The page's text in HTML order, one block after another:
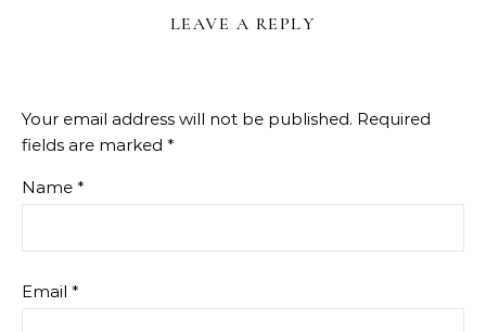
LEAVE A REPLY
Your email address will not be published. Required
fields are marked *
Name *
Email *